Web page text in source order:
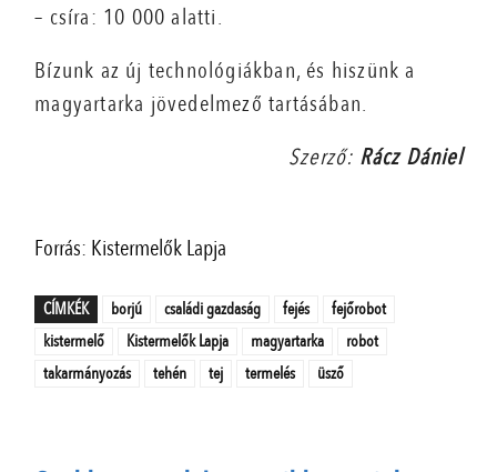
– csíra: 10 000 alatti.
Bízunk az új technológiákban, és hiszünk a
magyartarka jövedelmező tartásában.
Szerző: Rácz Dániel
Forrás: Kistermelők Lapja
CÍMKÉK borjú családi gazdaság fejés
fejőrobot
kistermelő
Kistermelők Lapja magyartarka
robot
takarmányozás
tehén tej termelés üsző